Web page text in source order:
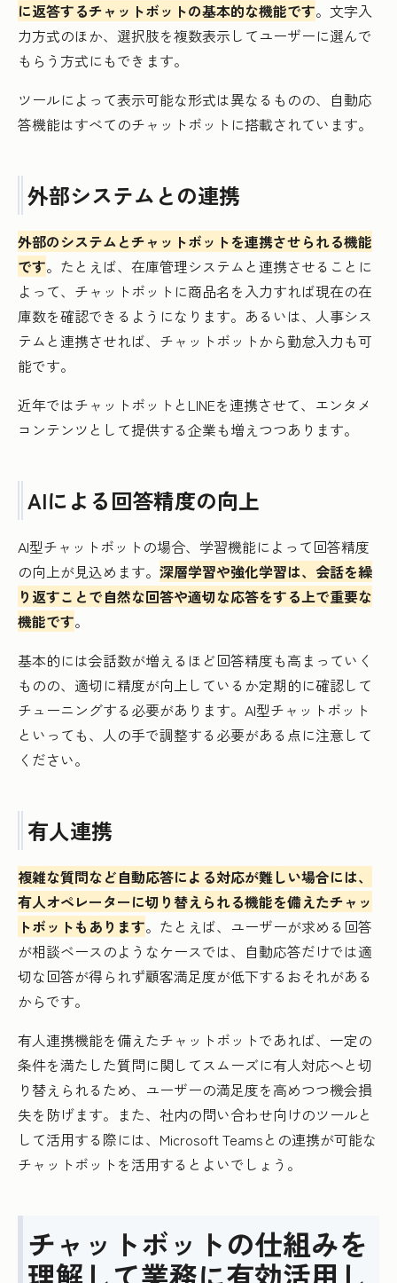
に返答するチャットボットの基本的な機能です。文字入
力方式のほか、選択肢を複数表示してユーザーに選んで
もらう方式にもできます。
ツールによって表示可能な形式は異なるものの、自動応
答機能はすべてのチャットボットに搭載されています。
外部システムとの連携
外部のシステムとチャットボットを連携させられる機能
です。たとえば、在庫管理システムと連携させることに
よって、チャットボットに商品名を入力すれば現在の在
庫数を確認できるようになります。あるいは、人事シス
テムと連携させれば、チャットボットから勤怠入力も可
能です。
近年ではチャットボットとLINEを連携させて、エンタメ
コンテンツとして提供する企業も増えつつあります。
AIによる回答精度の向上
AI型チャットボットの場合、学習機能によって回答精度
の向上が見込めます。 深層学習や強化学習は、会話を繰
り返すことで自然な回答や適切な応答をする上で重要な
機能です。
基本的には会話数が増えるほど回答精度も高まっていく
ものの、適切に精度が向上しているか定期的に確認して
チューニングする必要があります。AI型チャットボット
といっても、人の手で調整する必要がある点に注意して
ください。
有人連携
複雑な質問など自動応答による対応が難しい場合には、
有人オペレーターに切り替えられる機能を備えたチャッ
トボットもあります。たとえば、ユーザーが求める回答
が相談ベースのようなケースでは、自動応答だけでは適
切な回答が得られず顧客満足度が低下するおそれがある
からです。
有人連携機能を備えたチャットボットであれば、一定の
条件を満たした質問に関してスムーズに有人対応へと切
り替えられるため、ユーザーの満足度を高めつつ機会損
失を防げます。また、社内の問い合わせ向けのツールと
して活用する際には、Microsoft Teamsとの連携が可能な
チャットボットを活用するとよいでしょう。
チャットボットの仕組みを